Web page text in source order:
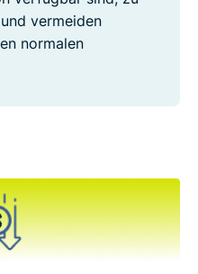
vermeiden
normalen